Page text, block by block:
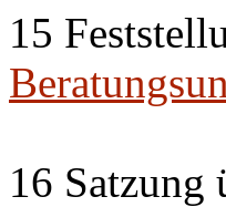
15
16 Satzung